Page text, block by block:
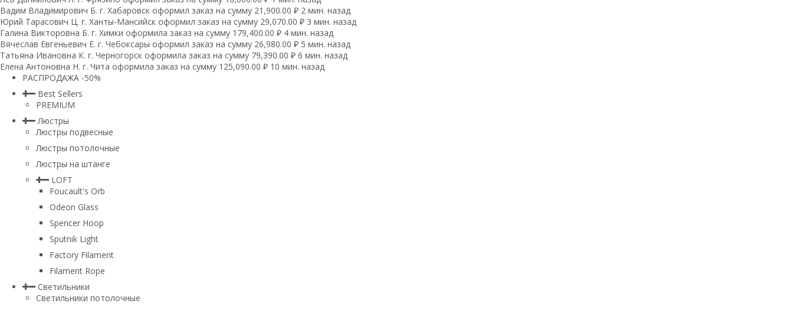
Вадим Владимирович Б. г. Хабаровск оформил заказ на сумму 21,900.00 ₽ 2 мин. назад
Юрий Тарасович Ц. г. Ханты-Мансийск оформил заказ на сумму 29,070.00 ₽ 3 мин. назад
Галина Викторовна Б. г. Химки оформила заказ на сумму 179,400.00 ₽ 4 мин. назад
Вячеслав Евгеньевич Е. г. Чебоксары оформил заказ на сумму 26,980.00 ₽ 5 мин. назад
Татьяна Ивановна К. г. Черногорск оформила заказ на сумму 79,390.00 ₽ 6 мин. назад
Елена Антоновна Н. г. Чита оформила заказ на сумму 125,090.00 ₽ 10 мин. назад
РАСПРОДАЖА -50%
Best Sellers
PREMIUM
Люстры
Люстры подвесные
Люстры потолочные
Люстры на штанге
LOFT
Foucault's Orb
Odeon Glass
Spencer Hoop
Sputnik Light
Factory Filament
Filament Rope
Светильники
Светильники потолочные